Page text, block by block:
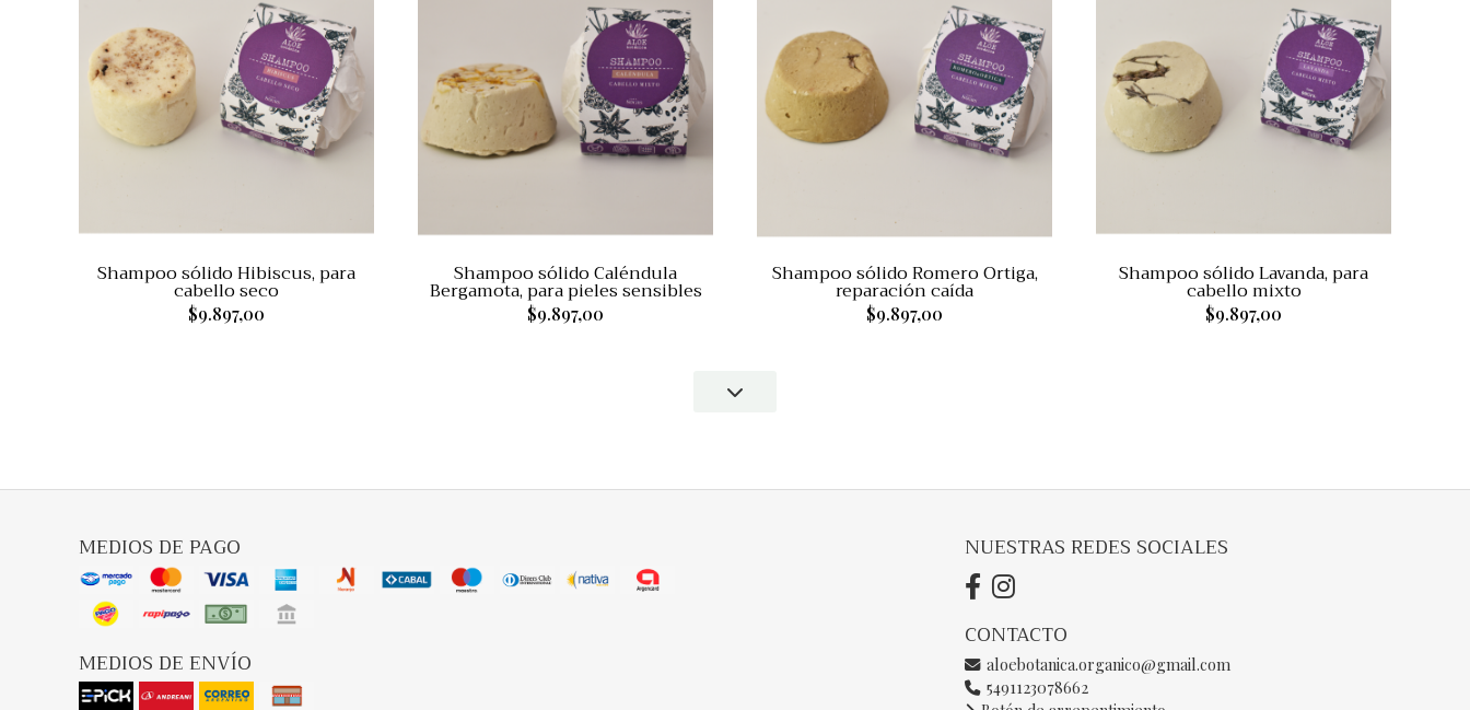
Shampoo sólido Hibiscus, para
cabello seco
$9.897,00
Shampoo sólido Caléndula
Bergamota, para pieles sensibles
$9.897,00
Shampoo sólido Romero Ortiga,
reparación caída
$9.897,00
Shampoo sólido Lavanda, para
cabello mixto
$9.897,00
MEDIOS DE PAGO
MEDIOS DE ENVÍO
NUESTRAS REDES SOCIALES
CONTACTO
aloebotanica.organico@gmail.com
5491123078662